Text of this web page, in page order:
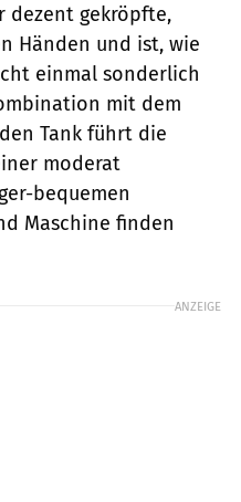
dezent gekröpfte,
Händen und ist, wie
einmal sonderlich
mit dem
Tank führt die
moderat
bequemen
Maschine finden
ANZEIGE